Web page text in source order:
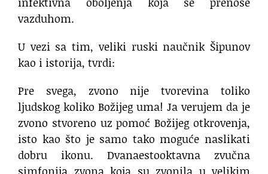
vazduhom.
U vezi sa tim, veliki ruski naučnik Šipunov
kao i istorija, tvrdi:
Pre svega, zvono nije tvorevina toliko
ljudskog koliko Božijeg uma! Ja verujem da je
zvono stvoreno uz pomoć Božijeg otkrovenja,
isto kao što je samo tako moguće naslikati
dobru ikonu. Dvanaestooktavna zvučna